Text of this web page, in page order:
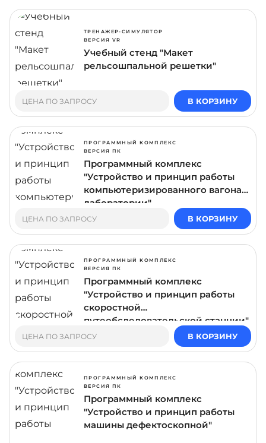
ТРЕНАЖЕР-СИМУЛЯТОР
ВЕРСИЯ VR
Учебный стенд "Макет
рельсошпальной решетки"
ЦЕНА ПО ЗАПРОСУ В КОРЗИНУ
ПРОГРАММНЫЙ КОМПЛЕКС
ВЕРСИЯ ПК
Программный комплекс
"Устройство и принцип работы
компьютеризированного вагона-
лаборатории"
ЦЕНА ПО ЗАПРОСУ В КОРЗИНУ
ПРОГРАММНЫЙ КОМПЛЕКС
ВЕРСИЯ ПК
Программный комплекс
"Устройство и принцип работы
скоростной
путеобследовательской станции"
ЦЕНА ПО ЗАПРОСУ В КОРЗИНУ
ПРОГРАММНЫЙ КОМПЛЕКС
ВЕРСИЯ ПК
Программный комплекс
"Устройство и принцип работы
машины дефектоскопной"